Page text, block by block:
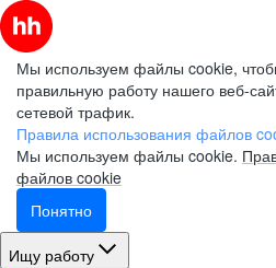
Мы используем файлы cookie,
правильную работу нашего веб-
сетевой трафик.
Правила использования файлов
Мы используем файлы cookie.
файлов cookie
Понятно
Ищу работу